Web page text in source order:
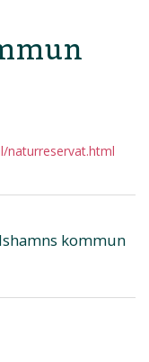
naturreservat.html
kommun